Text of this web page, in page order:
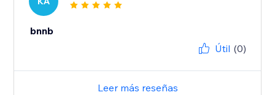
bnnb
Útil (0)
Leer más reseñas